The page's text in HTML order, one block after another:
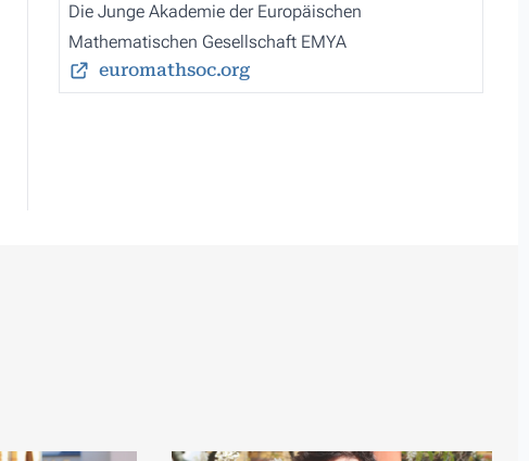
Die Junge Akademie der Europäischen
Mathematischen Gesellschaft EMYA
euromathsoc.org